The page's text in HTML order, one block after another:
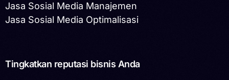
Jasa Sosial Media Manajemen
Jasa Sosial Media Optimalisasi
Tingkatkan reputasi bisnis Anda